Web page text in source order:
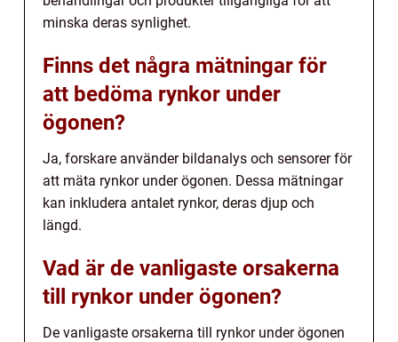
minska deras synlighet.
Finns det några mätningar för
att bedöma rynkor under
ögonen?
Ja, forskare använder bildanalys och sensorer för
att mäta rynkor under ögonen. Dessa mätningar
kan inkludera antalet rynkor, deras djup och
längd.
Vad är de vanligaste orsakerna
till rynkor under ögonen?
De vanligaste orsakerna till rynkor under ögonen